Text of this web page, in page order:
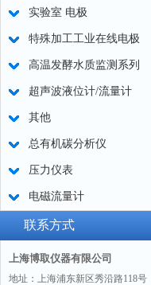
实验室 电极
特殊加工工业在线电极
高温发酵水质监测系列
超声波液位计/流量计
其他
总有机碳分析仪
压力仪表
电磁流量计
联系方式
上海博取仪器有限公司
地址：上海浦东新区秀沿路118号